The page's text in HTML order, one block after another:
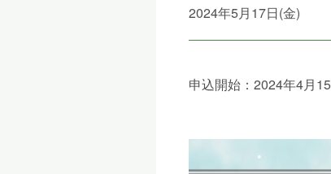
2024年5月17日(金)
申込開始：2024年4月